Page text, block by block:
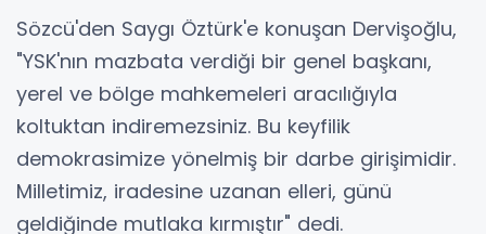
Sözcü'den Saygı Öztürk'e konuşan Dervişoğlu,
"YSK'nın mazbata verdiği bir genel başkanı,
yerel ve bölge mahkemeleri aracılığıyla
koltuktan indiremezsiniz. Bu keyfilik
demokrasimize yönelmiş bir darbe girişimidir.
Milletimiz, iradesine uzanan elleri, günü
geldiğinde mutlaka kırmıştır" dedi.